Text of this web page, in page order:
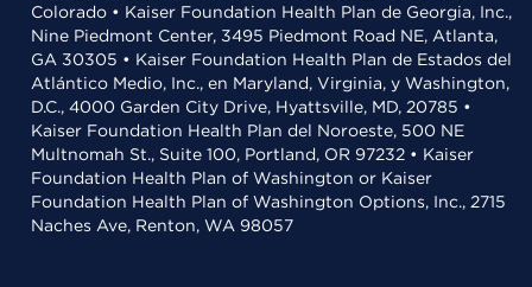
Colorado • Kaiser Foundation Health Plan de Georgia, Inc.,
Nine Piedmont Center, 3495 Piedmont Road NE, Atlanta,
GA 30305 • Kaiser Foundation Health Plan de Estados del
Atlántico Medio, Inc., en Maryland, Virginia, y Washington,
D.C., 4000 Garden City Drive, Hyattsville, MD, 20785 •
Kaiser Foundation Health Plan del Noroeste, 500 NE
Multnomah St., Suite 100, Portland, OR 97232 • Kaiser
Foundation Health Plan of Washington or Kaiser
Foundation Health Plan of Washington Options, Inc., 2715
Naches Ave, Renton, WA 98057